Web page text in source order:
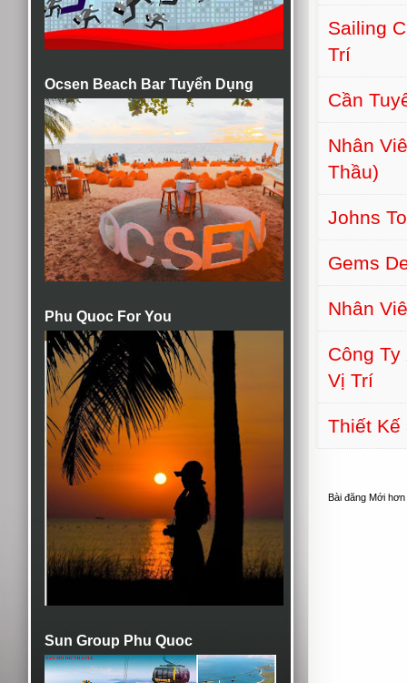
Ocsen Beach Bar Tuyển Dụng
Phu Quoc For You
Sun Group Phu Quoc
Sailing
Trí
Cần
Nhân
Thầu)
Johns
Gems
Nhân
Công
Vị Trí
Thiết Kế
Bài đăng Mới hơn